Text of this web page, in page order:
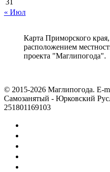
« Июл
Карта Приморского
расположением
проекта "Маглипогода".
© 2015-2026 Маглипогода. E-
Самозанятый - Юрковский
251801169103